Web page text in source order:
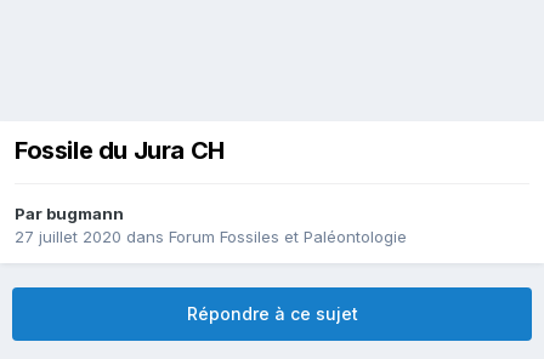
Fossile du Jura CH
Par bugmann
27 juillet 2020 dans Forum Fossiles et Paléontologie
Répondre à ce sujet